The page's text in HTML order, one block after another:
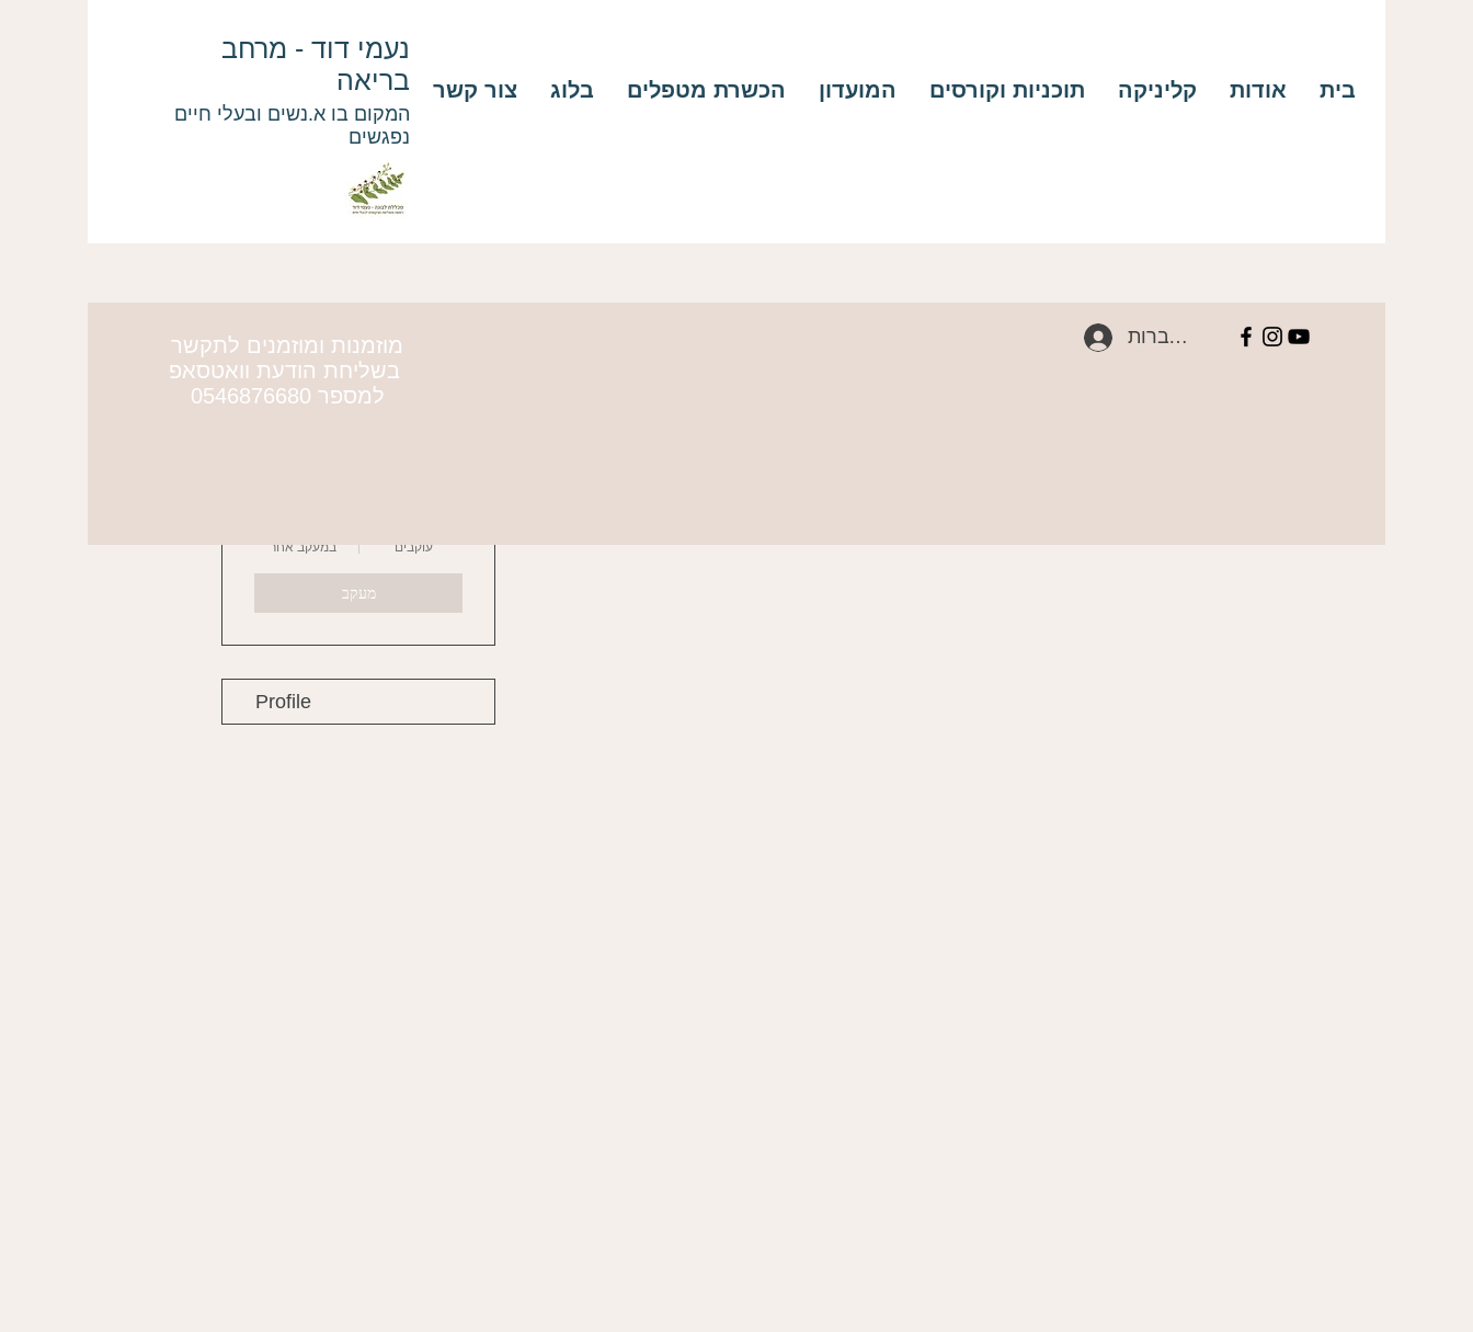
נעמי דוד - מרחב
בריאה
המקום בו א.נשים ובעלי חיים
נפגשים
בית אודות קליניקה תוכניות וקורסים המועדון הכשרת מטפלים בלוג צור קשר
מוזמנות ומוזמנים לתקשר
בשליחת הודעת וואטסאפ
למספר 0546876680
להתחברות
עוקבים במעקב אחר
מעקב
Profile